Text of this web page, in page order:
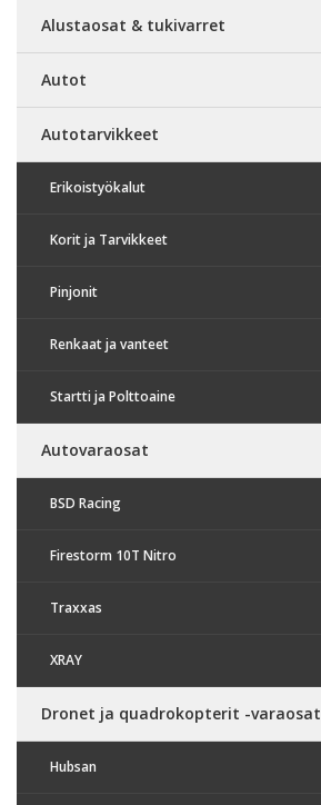
Alustaosat & tukivarret
Autot
Autotarvikkeet
Erikoistyökalut
Korit ja Tarvikkeet
Pinjonit
Renkaat ja vanteet
Startti ja Polttoaine
Autovaraosat
BSD Racing
Firestorm 10T Nitro
Traxxas
XRAY
Dronet ja quadrokopterit -varaosat
Hubsan